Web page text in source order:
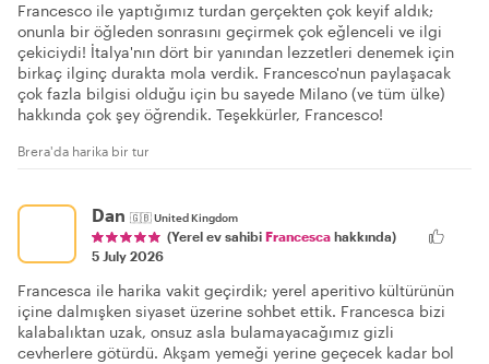
Francesco ile yaptığımız turdan gerçekten çok keyif aldık;
onunla bir öğleden sonrasını geçirmek çok eğlenceli ve ilgi
çekiciydi! İtalya'nın dört bir yanından lezzetleri denemek için
birkaç ilginç durakta mola verdik. Francesco'nun paylaşacak
çok fazla bilgisi olduğu için bu sayede Milano (ve tüm ülke)
hakkında çok şey öğrendik. Teşekkürler, Francesco!
Brera'da harika bir tur
Dan 🇬🇧United Kingdom
(Yerel ev sahibi Francesca hakkında)
5 July 2026
Francesca ile harika vakit geçirdik; yerel aperitivo kültürünün
içine dalmışken siyaset üzerine sohbet ettik. Francesca bizi
kalabalıktan uzak, onsuz asla bulamayacağımız gizli
cevherlere götürdü. Akşam yemeği yerine geçecek kadar bol